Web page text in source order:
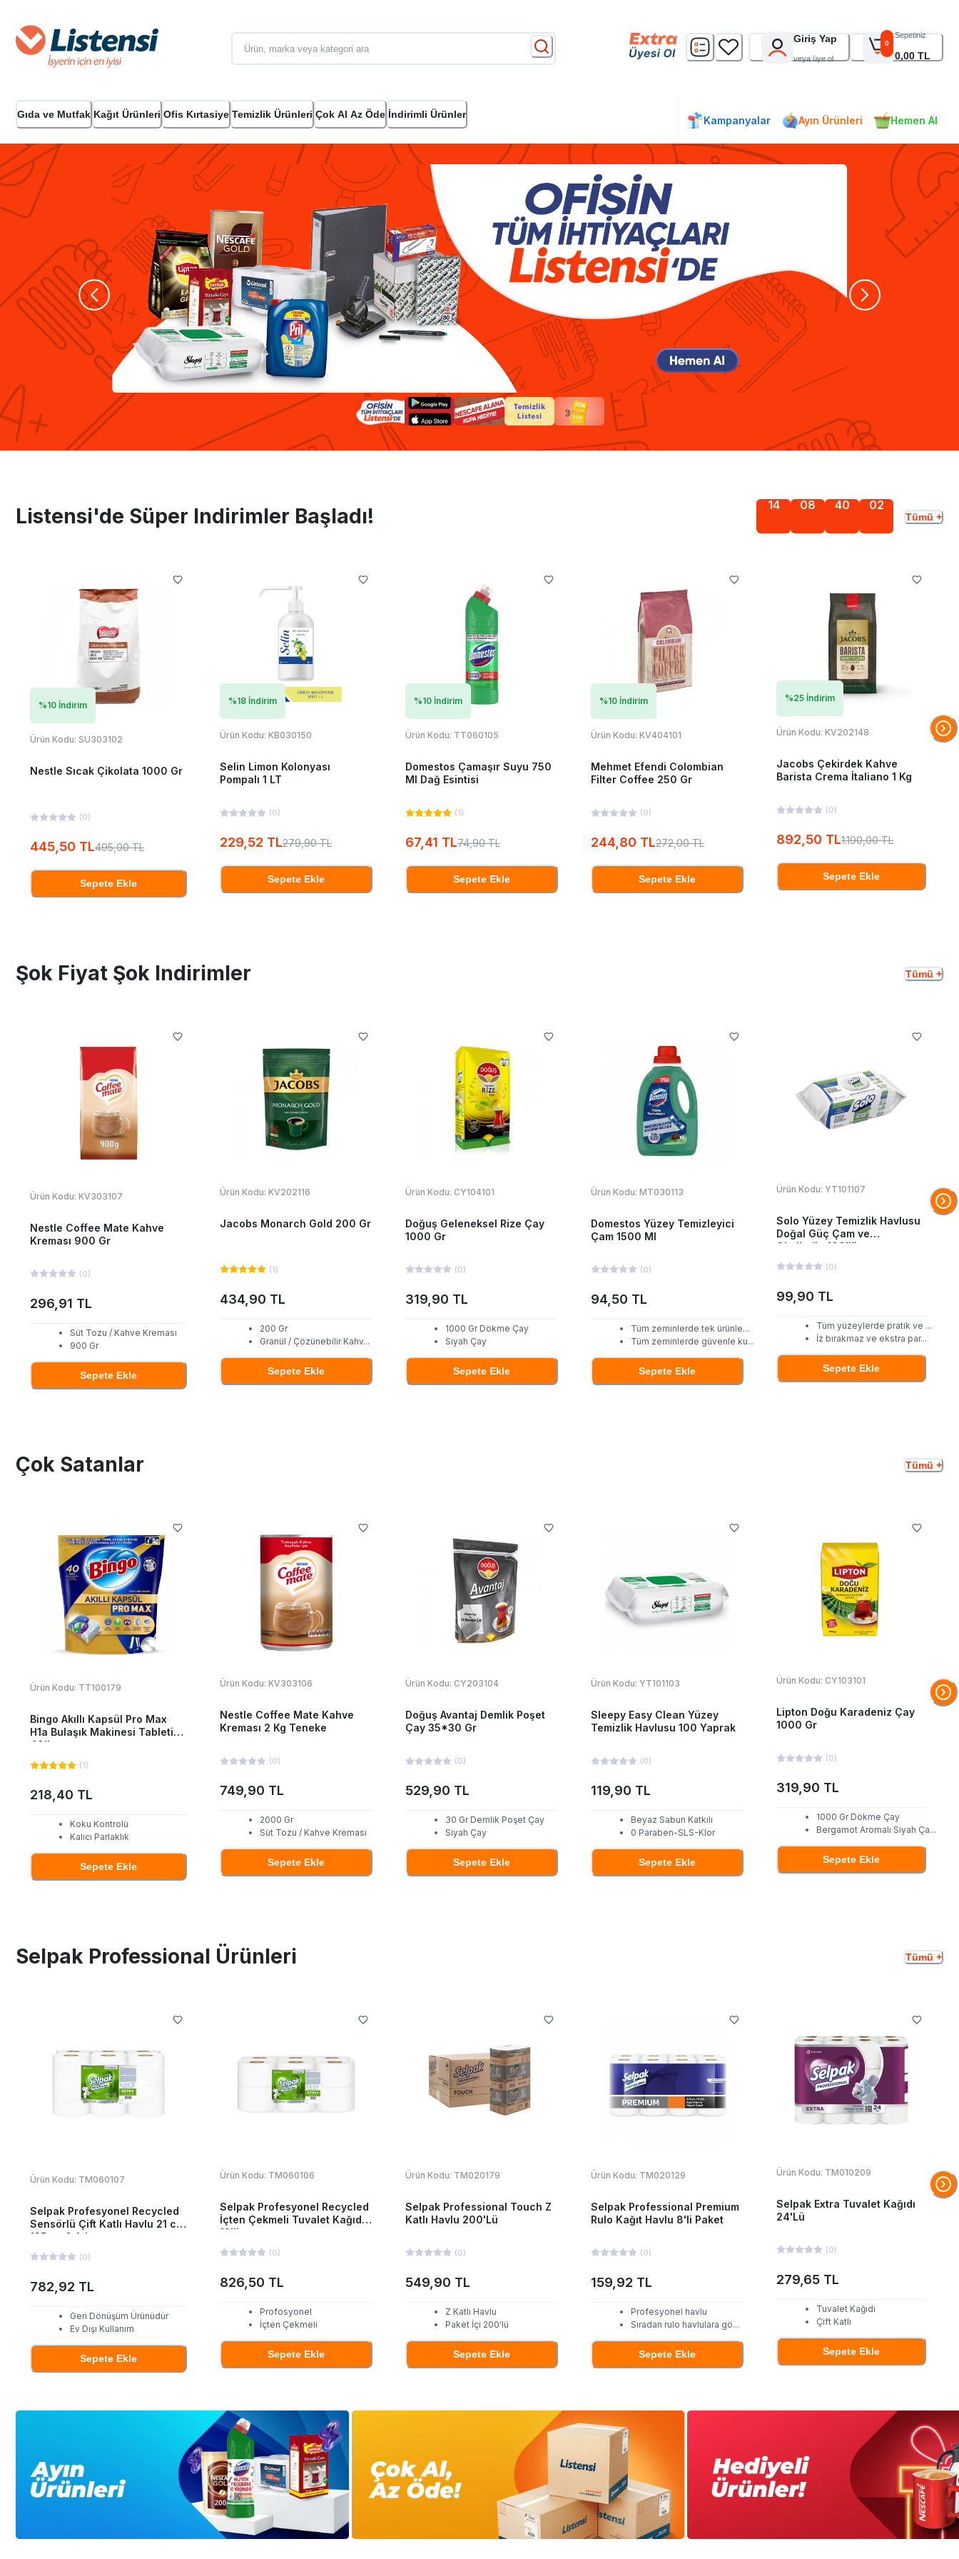
Giriş Yap
veya üye ol
0
Sepetiniz
0,00 TL
Gıda ve Mutfak Kağıt Ürünleri Ofis Kırtasiye Temizlik Ürünleri Çok Al Az Öde İndirimli Ürünler Kampanyalar Ayın Ürünleri Hemen Al
Listensi'de Süper Indirimler Başladı! 14
Gün
08
Saat
40
Dakika
00
Saniye
Tümü +
%10 İndirim
Ürün Kodu: SU303102
Nestle Sıcak Çikolata 1000 Gr
(0)
445,50 TL495,00 TL
Sepete Ekle
%18 İndirim
Ürün Kodu: KB030150
Selin Limon Kolonyası
Pompalı 1 LT
(0)
229,52 TL279,90 TL
Sepete Ekle
%10 İndirim
Ürün Kodu: TT060105
Domestos Çamaşır Suyu 750
Ml Dağ Esintisi
(1)
67,41 TL74,90 TL
Sepete Ekle
%10 İndirim
Ürün Kodu: KV404101
Mehmet Efendi Colombian
Filter Coffee 250 Gr
(0)
244,80 TL272,00 TL
Sepete Ekle
%25 İndirim
Ürün Kodu: KV202148
Jacobs Çekirdek Kahve
Barista Crema İtaliano 1 Kg
(0)
892,50 TL1.190,00 TL
Sepete Ekle
Şok Fiyat Şok Indirimler Tümü +
Ürün Kodu: KV303107
Nestle Coffee Mate Kahve
Kreması 900 Gr
(0)
296,91 TL
Süt Tozu / Kahve Kreması
900 Gr
Sepete Ekle
Ürün Kodu: KV202116
Jacobs Monarch Gold 200 Gr
(1)
434,90 TL
200 Gr
Granül / Çözünebilir Kahv...
Sepete Ekle
Ürün Kodu: CY104101
Doğuş Geleneksel Rize Çay
1000 Gr
(0)
319,90 TL
1000 Gr Dökme Çay
Siyah Çay
Sepete Ekle
Ürün Kodu: MT030113
Domestos Yüzey Temizleyici
Çam 1500 Ml
(0)
94,50 TL
Tüm zeminlerde tek ürünle...
Tüm zeminlerde güvenle ku...
Sepete Ekle
Ürün Kodu: YT101107
Solo Yüzey Temizlik Havlusu
Doğal Güç Çam ve
Okaliptüs 100'lü
(0)
99,90 TL
Tüm yüzeylerde pratik ve ...
İz bırakmaz ve ekstra par...
Sepete Ekle
Çok Satanlar Tümü +
Ürün Kodu: TT100179
Bingo Akıllı Kapsül Pro Max
H1a Bulaşık Makinesi Tableti
40'Lı
(1)
218,40 TL
Koku Kontrolü
Kalıcı Parlaklık
Sepete Ekle
Ürün Kodu: KV303106
Nestle Coffee Mate Kahve
Kreması 2 Kg Teneke
(0)
749,90 TL
2000 Gr
Süt Tozu / Kahve Kreması
Sepete Ekle
Ürün Kodu: CY203104
Doğuş Avantaj Demlik Poşet
Çay 35*30 Gr
(0)
529,90 TL
30 Gr Demlik Poşet Çay
Siyah Çay
Sepete Ekle
Ürün Kodu: YT101103
Sleepy Easy Clean Yüzey
Temizlik Havlusu 100 Yaprak
(0)
119,90 TL
Beyaz Sabun Katkılı
0 Paraben-SLS-Klor
Sepete Ekle
Ürün Kodu: CY103101
Lipton Doğu Karadeniz Çay
1000 Gr
(0)
319,90 TL
1000 Gr Dökme Çay
Bergamot Aromalı Siyah Ça...
Sepete Ekle
Selpak Professional Ürünleri Tümü +
Ürün Kodu: TM060107
Selpak Profesyonel Recycled
Sensörlü Çift Katlı Havlu 21 cm
135 mt 6 Adet
(0)
782,92 TL
Geri Dönüşüm Ürünüdür
Ev Dışı Kullanım
Sepete Ekle
Ürün Kodu: TM060106
Selpak Profesyonel Recycled
İçten Çekmeli Tuvalet Kağıdı
12'li
(0)
826,50 TL
Profosyonel
İçten Çekmeli
Sepete Ekle
Ürün Kodu: TM020179
Selpak Professional Touch Z
Katlı Havlu 200'Lü
(0)
549,90 TL
Z Katlı Havlu
Paket İçi 200'lü
Sepete Ekle
Ürün Kodu: TM020129
Selpak Professional Premium
Rulo Kağıt Havlu 8'li Paket
(0)
159,92 TL
Profesyonel havlu
Sıradan rulo havlulara gö...
Sepete Ekle
Ürün Kodu: TM010209
Selpak Extra Tuvalet Kağıdı
24'Lü
(0)
279,65 TL
Tuvalet Kağıdı
Çift Katlı
Sepete Ekle